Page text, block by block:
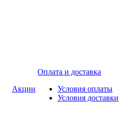
Акции
Оплата и доставка
Условия оплаты
Условия доставки